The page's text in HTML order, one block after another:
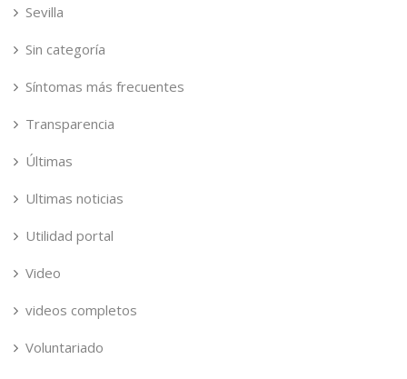
Sevilla
Sin categoría
Síntomas más frecuentes
Transparencia
Últimas
Ultimas noticias
Utilidad portal
Video
videos completos
Voluntariado